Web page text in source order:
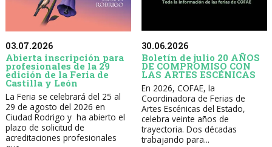
03.07.2026
Abierta inscripción para
profesionales de la 29
edición de la Feria de
Castilla y León
La Feria se celebrará del 25 al
29 de agosto del 2026 en
Ciudad Rodrigo y ha abierto el
plazo de solicitud de
acreditaciones profesionales
30.06.2026
Boletín de julio 20 AÑOS
DE COMPROMISO CON
LAS ARTES ESCÉNICAS
En 2026, COFAE, la
Coordinadora de Ferias de
Artes Escénicas del Estado,
celebra veinte años de
trayectoria. Dos décadas
trabajando para...